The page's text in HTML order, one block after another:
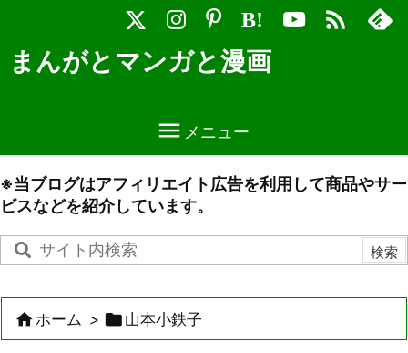
まんがとマンガと漫画
メニュー
B! 
※当ブログはアフィリエイト広告を利用して商品やサー
ビスなどを紹介しています。
ホーム >  山本小鉄子